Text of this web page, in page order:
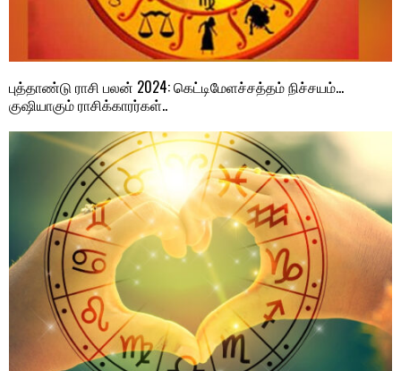
புத்தாண்டு ராசி பலன் 2024: கெட்டிமேளச்சத்தம் நிச்சயம்…
குஷியாகும் ராசிக்காரர்கள்..